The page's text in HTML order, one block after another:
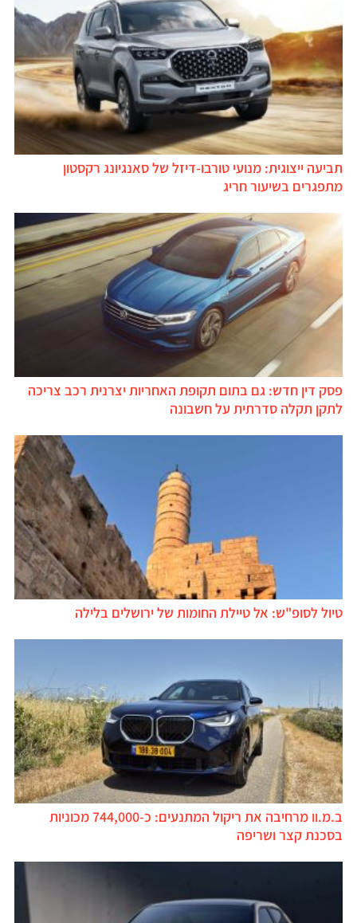
תביעה ייצוגית: מנועי טורבו-דיזל של סאנגיונג רקסטון
מתפגרים בשיעור חריג
פסק דין חדש: גם בתום תקופת האחריות יצרנית רכב צריכה
לתקן תקלה סדרתית על חשבונה
טיול לסופ"ש: אל טיילת החומות של ירושלים בלילה
ב.מ.וו מרחיבה את ריקול המתנעים: כ-744,000 מכוניות
בסכנת קצר ושריפה